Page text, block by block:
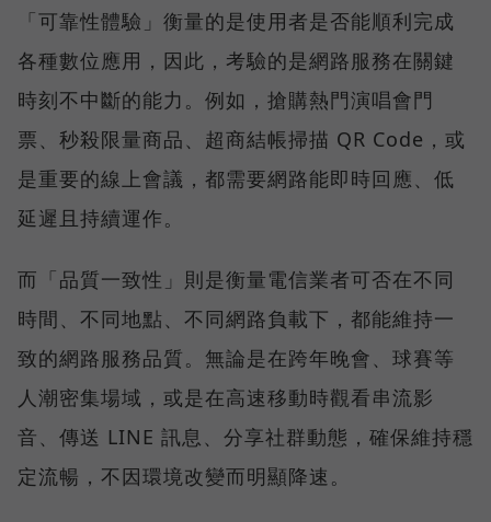
「可靠性體驗」衡量的是使用者是否能順利完成
各種數位應用，因此，考驗的是網路服務在關鍵
時刻不中斷的能力。例如，搶購熱門演唱會門
票、秒殺限量商品、超商結帳掃描 QR Code，或
是重要的線上會議，都需要網路能即時回應、低
延遲且持續運作。
而「品質一致性」則是衡量電信業者可否在不同
時間、不同地點、不同網路負載下，都能維持一
致的網路服務品質。無論是在跨年晚會、球賽等
人潮密集場域，或是在高速移動時觀看串流影
音、傳送 LINE 訊息、分享社群動態，確保維持穩
定流暢，不因環境改變而明顯降速。